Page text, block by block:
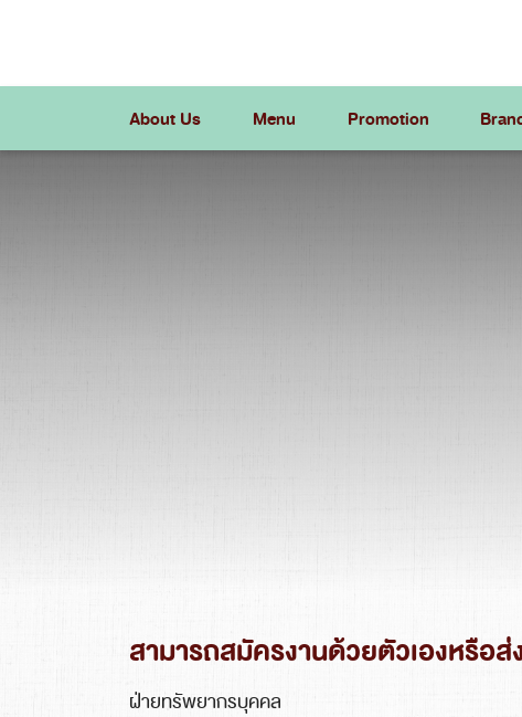
About Us Menu Promotion
สามารถสมัครงานด้วยตัวเองหรือส่
ฝ่ายทรัพยากรบุคคล